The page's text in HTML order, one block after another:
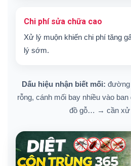
Chi phí sửa chữa cao
Xử lý muộn khiến chi phí tăng
lý sớm.
Dấu hiệu nhận biết mối: đường
rỗng, cánh mối bay nhiều vào
đồ gỗ… → cần xử